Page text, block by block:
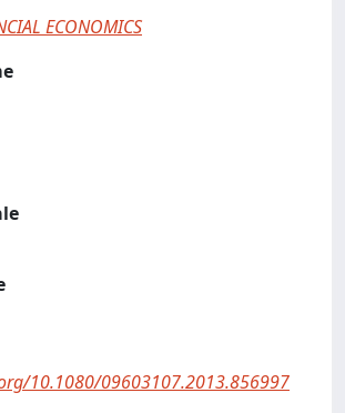
ECONOMICS
10.1080/09603107.2013.856997